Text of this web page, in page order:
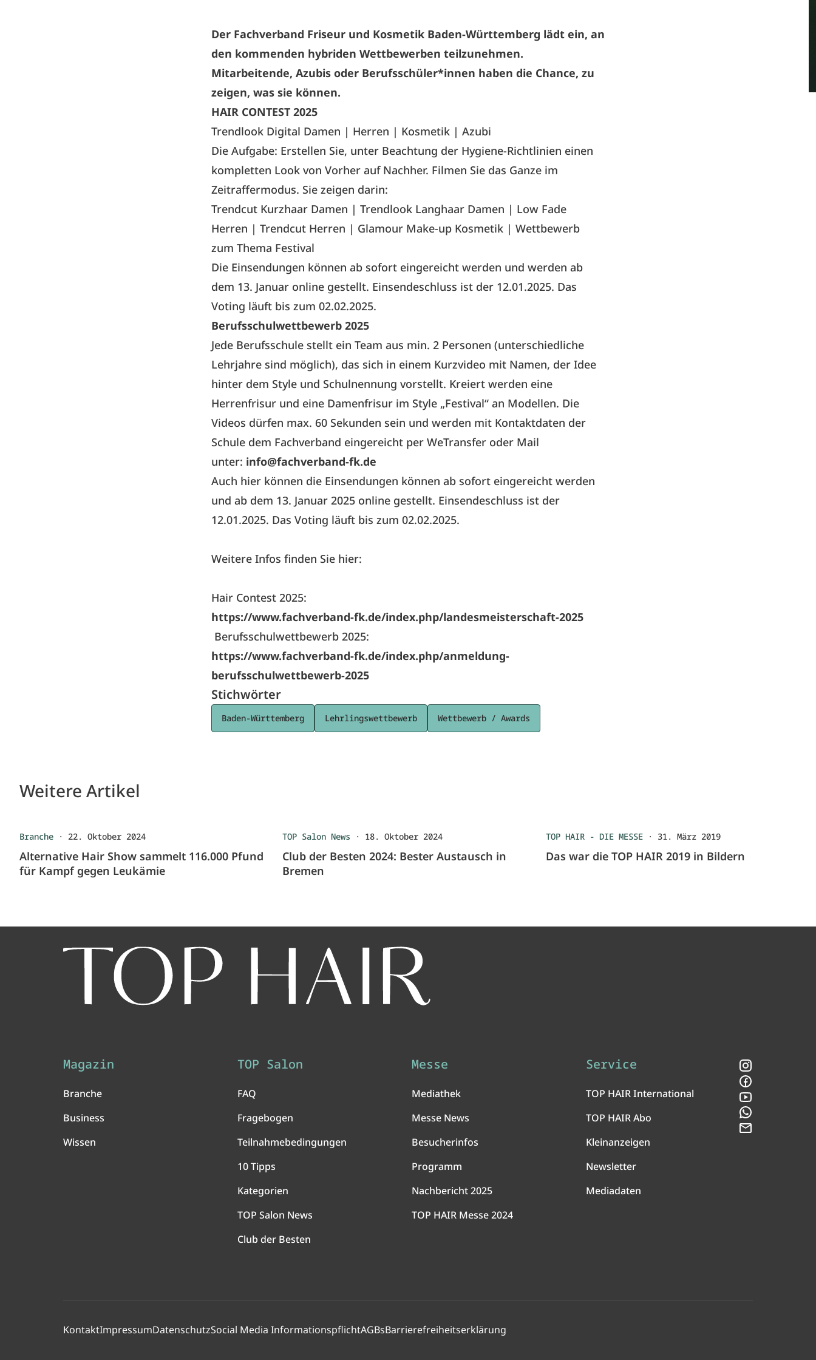
Der Fachverband Friseur und Kosmetik Baden-Württemberg lädt ein, an
den kommenden hybriden Wettbewerben teilzunehmen.
Mitarbeitende, Azubis oder Berufsschüler*innen haben die Chance, zu
zeigen, was sie können.
HAIR CONTEST 2025
Trendlook Digital Damen | Herren | Kosmetik | Azubi
Die Aufgabe: Erstellen Sie, unter Beachtung der Hygiene-Richtlinien einen
kompletten Look von Vorher auf Nachher. Filmen Sie das Ganze im
Zeitraffermodus. Sie zeigen darin:
Trendcut Kurzhaar Damen | Trendlook Langhaar Damen | Low Fade
Herren | Trendcut Herren | Glamour Make-up Kosmetik | Wettbewerb
zum Thema Festival
Die Einsendungen können ab sofort eingereicht werden und werden ab
dem 13. Januar online gestellt. Einsendeschluss ist der 12.01.2025. Das
Voting läuft bis zum 02.02.2025.
Berufsschulwettbewerb 2025
Jede Berufsschule stellt ein Team aus min. 2 Personen (unterschiedliche
Lehrjahre sind möglich), das sich in einem Kurzvideo mit Namen, der Idee
hinter dem Style und Schulnennung vorstellt. Kreiert werden eine
Herrenfrisur und eine Damenfrisur im Style „Festival“ an Modellen. Die
Videos dürfen max. 60 Sekunden sein und werden mit Kontaktdaten der
Schule dem Fachverband eingereicht per WeTransfer oder Mail
unter: info@fachverband-fk.de
Auch hier können die Einsendungen können ab sofort eingereicht werden
und ab dem 13. Januar 2025 online gestellt. Einsendeschluss ist der
12.01.2025. Das Voting läuft bis zum 02.02.2025.
Weitere Infos finden Sie hier:
Hair Contest 2025:
https://www.fachverband-fk.de/index.php/landesmeisterschaft-2025
Berufsschulwettbewerb 2025:
https://www.fachverband-fk.de/index.php/anmeldung-
berufsschulwettbewerb-2025
Stichwörter
Baden-Württemberg Lehrlingswettbewerb Wettbewerb / Awards
Weitere Artikel
Branche · 22. Oktober 2024
Alternative Hair Show sammelt 116.000 Pfund
für Kampf gegen Leukämie
TOP Salon News · 18. Oktober 2024
Club der Besten 2024: Bester Austausch in
Bremen
TOP HAIR - DIE MESSE· 31. März 2019
Das war die TOP HAIR 2019 in Bildern
Magazin
Branche
Business
Wissen
TOP Salon
FAQ
Fragebogen
Teilnahmebedingungen
10 Tipps
Kategorien
TOP Salon News
Club der Besten
Messe
Mediathek
Messe News
Besucherinfos
Programm
Nachbericht 2025
TOP HAIR Messe 2024
Service
TOP HAIR International
TOP HAIR Abo
Kleinanzeigen
Newsletter
Mediadaten
KontaktImpressumDatenschutzSocial Media InformationspflichtAGBsBarrierefreiheitserklärung